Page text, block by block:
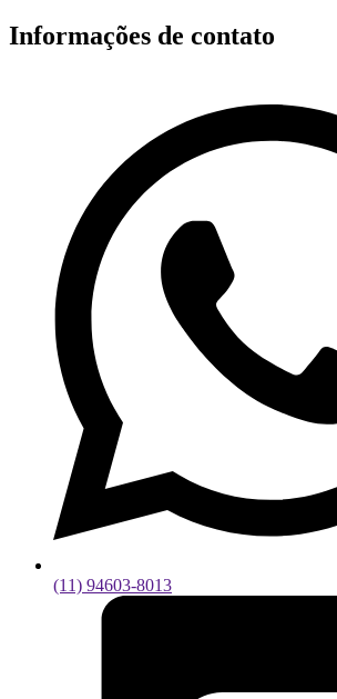
Informações de contato
(11) 94603-8013